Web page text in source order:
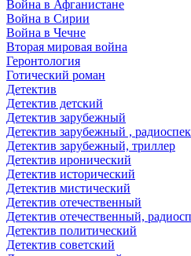
Война в Афганистане
Война в Сирии
Война в Чечне
Вторая мировая война
Геронтология
Готический роман
Детектив
Детектив детский
Детектив зарубежный
Детектив зарубежный ,
Детектив зарубежный, триллер
Детектив иронический
Детектив исторический
Детектив мистический
Детектив отечественный
Детектив отечественный,
Детектив политический
Детектив советский